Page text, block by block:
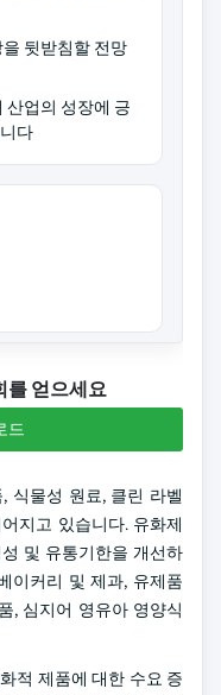
뒷받침할 전망
산업의 성장에 긍
다
를 얻으세요
드
식물성 원료, 클린 라벨
지고 있습니다. 유화제
및 유통기한을 개선하
이커리 및 제과, 유제품
, 심지어 영유아 영양식
적 제품에 대한 수요 증